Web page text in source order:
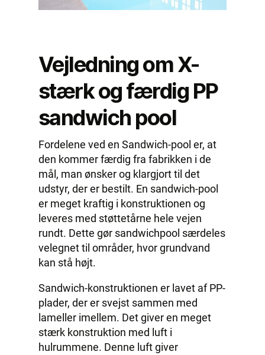
Vejledning om X-
stærk og færdig PP
sandwich pool
Fordelene ved en Sandwich-pool er, at
den kommer færdig fra fabrikken i de
mål, man ønsker og klargjort til det
udstyr, der er bestilt. En sandwich-pool
er meget kraftig i konstruktionen og
leveres med støttetårne hele vejen
rundt. Dette gør sandwichpool særdeles
velegnet til områder, hvor grundvand
kan stå højt.
Sandwich-konstruktionen er lavet af PP-
plader, der er svejst sammen med
lameller imellem. Det giver en meget
stærk konstruktion med luft i
hulrummene. Denne luft giver